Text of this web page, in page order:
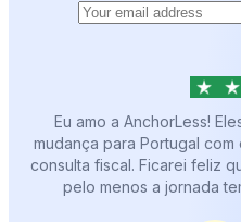
Eu amo a AnchorLess!
mudança para Portugal
consulta fiscal. Ficarei feliz
pelo menos a jornada